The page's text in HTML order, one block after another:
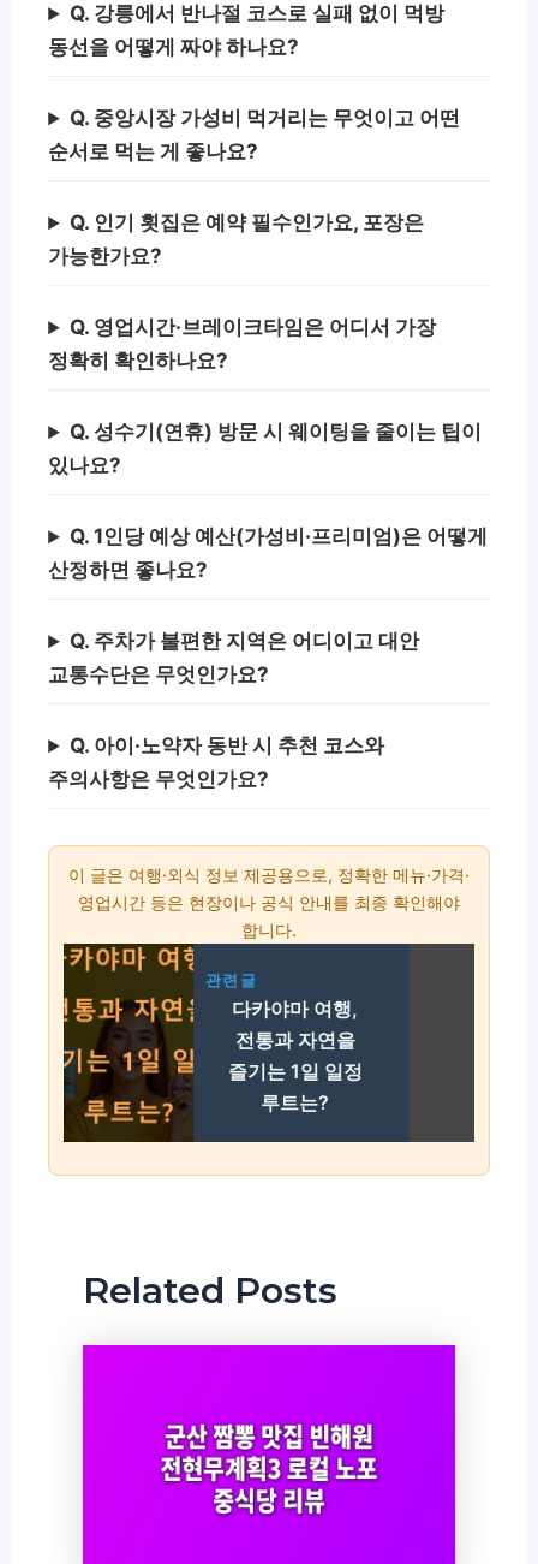
Q. 강릉에서 반나절 코스로 실패 없이 먹방
동선을 어떻게 짜야 하나요?
Q. 중앙시장 가성비 먹거리는 무엇이고 어떤
순서로 먹는 게 좋나요?
Q. 인기 횟집은 예약 필수인가요, 포장은
가능한가요?
Q. 영업시간·브레이크타임은 어디서 가장
정확히 확인하나요?
Q. 성수기(연휴) 방문 시 웨이팅을 줄이는 팁이
있나요?
Q. 1인당 예상 예산(가성비·프리미엄)은 어떻게
산정하면 좋나요?
Q. 주차가 불편한 지역은 어디이고 대안
교통수단은 무엇인가요?
Q. 아이·노약자 동반 시 추천 코스와
주의사항은 무엇인가요?
이 글은 여행·외식 정보 제공용으로, 정확한 메뉴·가격·
영업시간 등은 현장이나 공식 안내를 최종 확인해야
합니다.
관련글
다카야마 여행,
전통과 자연을
즐기는 1일 일정
루트는?
Related Posts